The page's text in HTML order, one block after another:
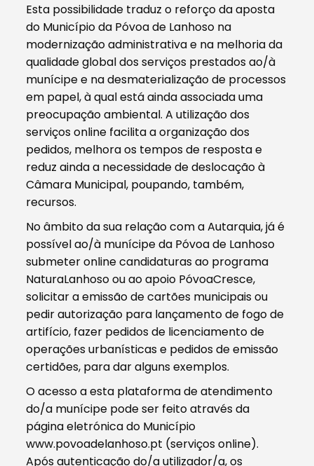
Esta possibilidade traduz o reforço da aposta
do Município da Póvoa de Lanhoso na
modernização administrativa e na melhoria da
qualidade global dos serviços prestados ao/à
munícipe e na desmaterialização de processos
em papel, à qual está ainda associada uma
preocupação ambiental. A utilização dos
serviços online facilita a organização dos
pedidos, melhora os tempos de resposta e
reduz ainda a necessidade de deslocação à
Câmara Municipal, poupando, também,
recursos.
No âmbito da sua relação com a Autarquia, já é
possível ao/à munícipe da Póvoa de Lanhoso
submeter online candidaturas ao programa
NaturaLanhoso ou ao apoio PóvoaCresce,
solicitar a emissão de cartões municipais ou
pedir autorização para lançamento de fogo de
artifício, fazer pedidos de licenciamento de
operações urbanísticas e pedidos de emissão
certidões, para dar alguns exemplos.
O acesso a esta plataforma de atendimento
do/a munícipe pode ser feito através da
página eletrónica do Município
www.povoadelanhoso.pt (serviços online).
Após autenticação do/a utilizador/a, os